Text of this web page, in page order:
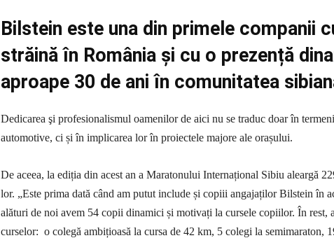
Bilstein este una din primele companii
străină în România și cu o prezență
aproape 30 de ani în comunitatea
Dedicarea şi profesionalismul oamenilor de aici nu se traduc doar în
automotive, ci și în implicarea lor în proiectele majore ale orașului.
De aceea, la ediția din acest an a Maratonului Internațional Sibiu aleargă
lor. „Este prima dată când am putut include și copiii angajaților Bilstein în
alături de noi avem 54 copii dinamici și motivați la cursele copiilor. În rest,
curselor: o colegă ambițioasă la cursa de 42 km, 5 colegi la semimaraton,